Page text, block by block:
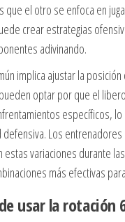
que el otro se enfoca en
crear estrategias
adivinando.
implica ajustar la
optar por que el
específicos,
Los entrenadores
estas variaciones durante
más efectivas
usar la rotación